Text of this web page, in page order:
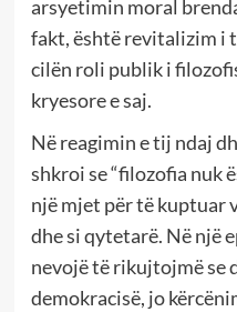
arsyetimin moral
fakt, është revitalizim i
cilën roli publik i
kryesore e saj.
Në reagimin e tij ndaj
shkroi se “filozofia nuk
një mjet për të kuptuar
dhe si qytetarë. Në një
nevojë të rikujtojmë se
demokracisë, jo